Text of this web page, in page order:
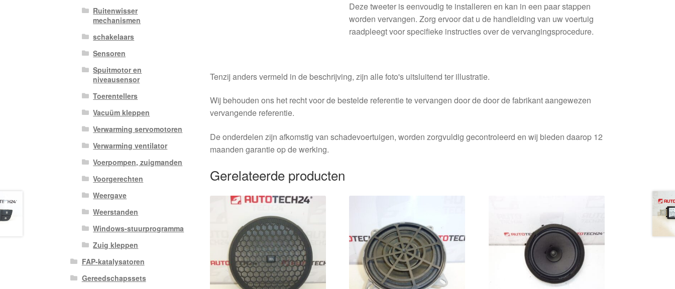
Deze tweeter is eenvoudig te installeren en kan in een paar stappen
worden vervangen. Zorg ervoor dat u de handleiding van uw voertuig
raadpleegt voor specifieke instructies over de vervangingsprocedure.
Tenzij anders vermeld in de beschrijving, zijn alle foto's uitsluitend ter illustratie.
Wij behouden ons het recht voor de bestelde referentie te vervangen door de door de fabrikant aangewezen
vervangende referentie.
De onderdelen zijn afkomstig van schadevoertuigen, worden zorgvuldig gecontroleerd en wij bieden daarop 12
maanden garantie op de werking.
Gerelateerde producten
Ruitenwisser
mechanismen
schakelaars
Sensoren
Spuitmotor en
niveausensor
Toerentellers
Vacuüm kleppen
Verwarming servomotoren
Verwarming ventilator
Voerpompen, zuigmanden
Voorgerechten
Weergave
Weerstanden
Windows-stuurprogramma
Zuig kleppen
FAP-katalysatoren
Gereedschapssets